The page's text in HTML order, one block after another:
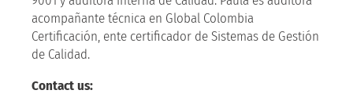
acompañante técnica en Global Colombia
Certificación, ente certificador de Sistemas de Gestión
de Calidad.
Contact us: